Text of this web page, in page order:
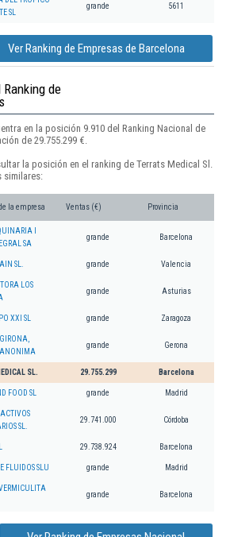
SL
grande 5611
Ver Ranking de Empresas de Barcelona
Ranking de
en la posición 9.910 del Ranking Nacional de
de 29.755.299 €.
la posición en el ranking de Terrats Medical Sl.
similares:
la empresa Ventas (€) Provincia
I
SA
grande Barcelona
SL. grande Valencia
LOS
grande Asturias
XXI SL grande Zaragoza
grande Gerona
SL. 29.755.299 Barcelona
FOOD SL grande Madrid
SL.
29.741.000 Córdoba
29.738.924 Barcelona
FLUIDOS SLU grande Madrid
grande Barcelona